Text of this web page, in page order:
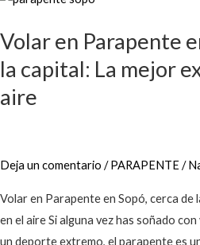
Volar en Parapente
la capital: La mejor
aire
Deja un comentario /PARAPENTE/
Volar en Parapente en Sopó, cerca de
en el aire Si alguna vez has soñado
un deporte extremo, el parapente es
Parapente
en
cerca
capital: